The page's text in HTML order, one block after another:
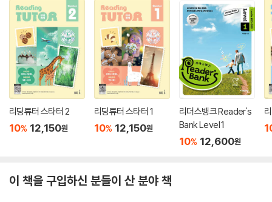
리딩튜터 스타터 2
10% 12,150원
리딩튜터 스타터 1
10% 12,150원
리더스뱅크 Reader's
Bank Level 1
10% 12,600원
이 책을 구입하신 분들이 산 분야 책